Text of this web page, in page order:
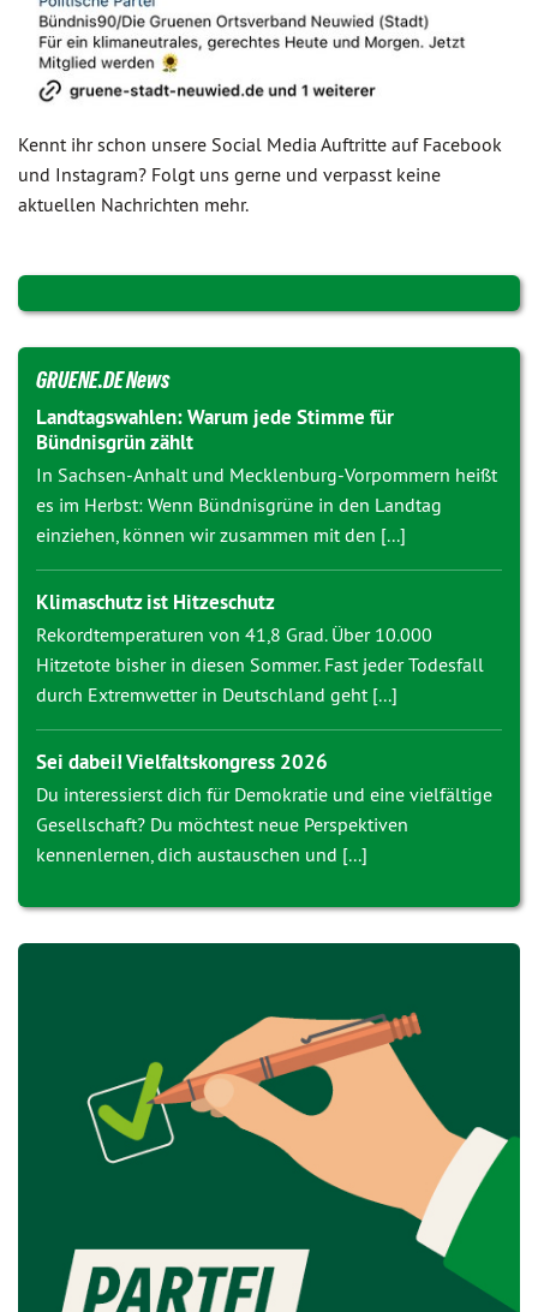
Kennt ihr schon unsere Social Media Auftritte auf Facebook
und Instagram? Folgt uns gerne und verpasst keine
aktuellen Nachrichten mehr.
GRUENE.DE News
Landtagswahlen: Warum jede Stimme für
Bündnisgrün zählt
In Sachsen-Anhalt und Mecklenburg-Vorpommern heißt
es im Herbst: Wenn Bündnisgrüne in den Landtag
einziehen, können wir zusammen mit den [...]
Klimaschutz ist Hitzeschutz
Rekordtemperaturen von 41,8 Grad. Über 10.000
Hitzetote bisher in diesen Sommer. Fast jeder Todesfall
durch Extremwetter in Deutschland geht [...]
Sei dabei! Vielfaltskongress 2026
Du interessierst dich für Demokratie und eine vielfältige
Gesellschaft? Du möchtest neue Perspektiven
kennenlernen, dich austauschen und [...]